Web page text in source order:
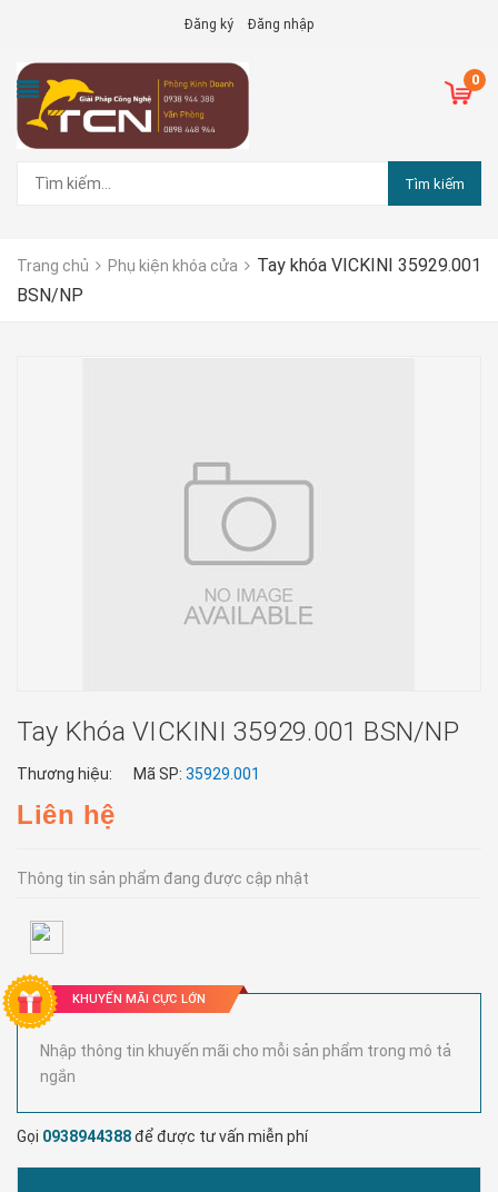
Đăng ký Đăng nhập
0
Tìm kiếm
Trang chủ Phụ kiện khóa cửa
Tay khóa VICKINI 35929.001
BSN/NP
Tay Khóa VICKINI 35929.001 BSN/NP
Thương hiệu: Mã SP: 35929.001
Liên hệ
Thông tin sản phẩm đang được cập nhật
KHUYẾN MÃI CỰC LỚN
Nhập thông tin khuyến mãi cho mỗi sản phẩm trong mô tả
ngắn
Gọi 0938944388để được tư vấn miễn phí